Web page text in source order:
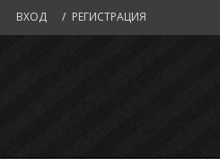
ВХОД / РЕГИСТРАЦИЯ